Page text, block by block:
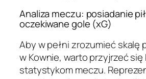
Analiza meczu: posiadanie
oczekiwane gole (xG)
Aby w pełni zrozumieć skalę
w Kownie, warto przyjrzeć
statystykom meczu.